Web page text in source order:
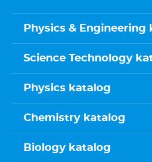
Physics & Engineering
Science Technology
Physics katalog
Chemistry katalog
Biology katalog